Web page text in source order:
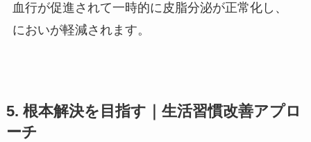
血行が促進されて一時的に皮脂分泌が正常化し、
においが軽減されます。
5. 根本解決を目指す｜生活習慣改善アプロ
ーチ